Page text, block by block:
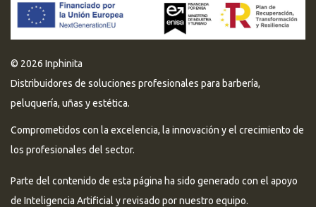
© 2026 Inphinita
Distribuidores de soluciones profesionales para barbería,
peluquería, uñas y estética.
Comprometidos con la excelencia, la innovación y el crecimiento de
los profesionales del sector.
Parte del contenido de esta página ha sido generado con el apoyo
de Inteligencia Artificial y revisado por nuestro equipo.